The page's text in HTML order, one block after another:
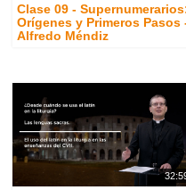
Clase 09 -
Orígenes y Primeros Pasos
Alfredo Méndiz